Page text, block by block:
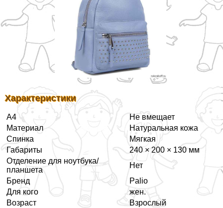
Хаpaктеристики
А4
Не вмещает
Материал
Натуральная кожа
Спинка
Мягкая
Габариты
240 × 200 × 130 мм
Отделение для ноутбука/
планшета
Нет
Бренд
Palio
Для кого
жен.
Возраст
Взрослый